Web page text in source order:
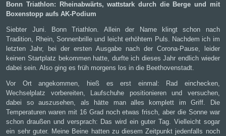
Bonn Triathlon: Rheinabwärts, wattstark durch die Berge und mit
Boxenstopp aufs AK-Podium
Siebter Juni. Bonn Triathlon. Allein der Name klingt schon nach
Tradition, Rhein, Sonnenbrille und leicht erhöhtem Puls. Nachdem ich im
letzten Jahr, bei der ersten Ausgabe nach der Corona-Pause, leider
keinen Startplatz bekommen hatte, durfte ich dieses Jahr endlich wieder
dabei sein. Also ging es früh morgens los in die Beethovenstadt.
Vor Ort angekommen, hieß es erst einmal: Rad einchecken,
Wechselplatz vorbereiten, Laufschuhe positionieren und versuchen,
dabei so auszusehen, als hätte man alles komplett im Griff. Die
Temperaturen waren mit 16 Grad noch etwas frisch, aber die Sonne war
schon draußen und versprach: Das wird ein guter Tag. Vielleicht sogar
ein sehr guter. Meine Beine hatten zu diesem Zeitpunkt jedenfalls noch